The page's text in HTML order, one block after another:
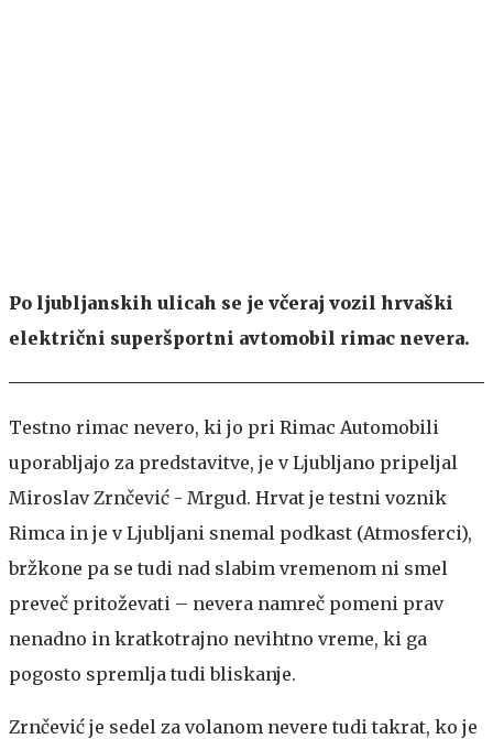
Po ljubljanskih ulicah se je včeraj vozil hrvaški
električni superšportni avtomobil rimac nevera.
Testno rimac nevero, ki jo pri Rimac Automobili
uporabljajo za predstavitve, je v Ljubljano pripeljal
Miroslav Zrnčević - Mrgud. Hrvat je testni voznik
Rimca in je v Ljubljani snemal podkast (Atmosferci),
bržkone pa se tudi nad slabim vremenom ni smel
preveč pritoževati – nevera namreč pomeni prav
nenadno in kratkotrajno nevihtno vreme, ki ga
pogosto spremlja tudi bliskanje.
Zrnčević je sedel za volanom nevere tudi takrat, ko je